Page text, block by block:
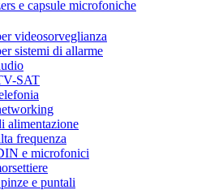
e capsule microfoniche
videosorveglianza
sistemi di allarme
SAT
alimentazione
frequenza
e microfonici
e puntali